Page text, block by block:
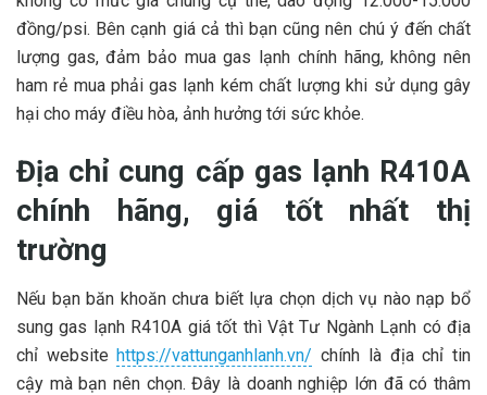
đồng/psi. Bên cạnh giá cả thì bạn cũng nên chú ý đến chất
lượng gas, đảm bảo mua gas lạnh chính hãng, không nên
ham rẻ mua phải gas lạnh kém chất lượng khi sử dụng gây
hại cho máy điều hòa, ảnh hưởng tới sức khỏe.
Địa chỉ cung cấp gas lạnh R410A
chính hãng, giá tốt nhất thị
trường
Nếu bạn băn khoăn chưa biết lựa chọn dịch vụ nào nạp bổ
sung gas lạnh R410A giá tốt thì Vật Tư Ngành Lạnh có địa
chỉ websitehttps://vattunganhlanh.vn/ chính là địa chỉ tin
cậy mà bạn nên chọn. Đây là doanh nghiệp lớn đã có thâm